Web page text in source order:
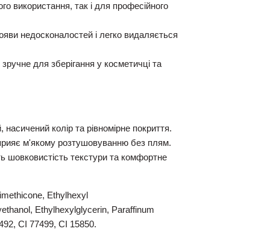
використання, так і для професійного
недосконалостей і легко видаляється
для зберігання у косметичці та
насичений колір та рівномірне покриття.
м'якому розтушовуванню без плям.
шовковистість текстури та комфортне
Ethylhexyl
Ethylhexylglycerin, Paraffinum
CI 77499, CI 15850.